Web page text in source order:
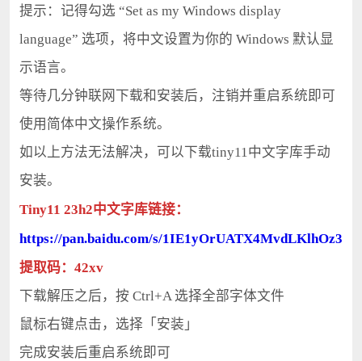
提示：记得勾选 “Set as my Windows display
language” 选项，将中文设置为你的 Windows 默认显
示语言。
等待几分钟联网下载和安装后，注销并重启系统即可
使用简体中文操作系统。
如以上方法无法解决，可以下载tiny11中文字库手动
安装。
Tiny11 23h2中文字库链接：
https://pan.baidu.com/s/1IE1yOrUATX4MvdLKlhOz3w
提取码：42xv
下载解压之后，按 Ctrl+A 选择全部字体文件
鼠标右键点击，选择「安装」
完成安装后重启系统即可